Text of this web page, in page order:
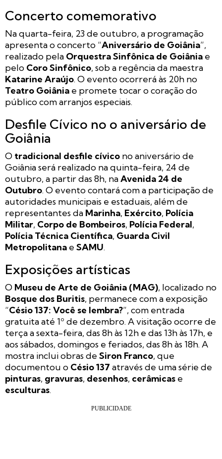
Concerto comemorativo
Na quarta-feira, 23 de outubro, a programação
apresenta o concerto “Aniversário de Goiânia”,
realizado pela Orquestra Sinfônica de Goiânia e
pelo Coro Sinfônico, sob a regência da maestra
Katarine Araújo. O evento ocorrerá às 20h no
Teatro Goiânia e promete tocar o coração do
público com arranjos especiais.
Desfile Cívico no o aniversário de
Goiânia
O tradicional desfile cívico no aniversário de
Goiânia será realizado na quinta-feira, 24 de
outubro, a partir das 8h, naAvenida 24 de
Outubro. O evento contará com a participação de
autoridades municipais e estaduais, além de
representantes da Marinha, Exército, Polícia
Militar, Corpo de Bombeiros, Polícia Federal,
Polícia Técnica Científica, Guarda Civil
Metropolitana e SAMU.
Exposições artísticas
O Museu de Arte de Goiânia (MAG), localizado no
Bosque dos Buritis, permanece com a exposição
“Césio 137: Você se lembra?”, com entrada
gratuita até 1º de dezembro. A visitação ocorre de
terça a sexta-feira, das 8h às 12h e das 13h às 17h, e
aos sábados, domingos e feriados, das 8h às 18h. A
mostra inclui obras de Siron Franco, que
documentou o Césio 137 através de uma série de
pinturas, gravuras, desenhos, cerâmicas e
esculturas.